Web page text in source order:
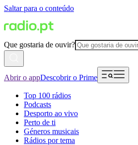
Saltar para o conteúdo
Que gostaria de ouvir?
Abrir o appDescobrir o Prime
Top 100 rádios
Podcasts
Desporto ao vivo
Perto de ti
Géneros musicais
Rádios por tema